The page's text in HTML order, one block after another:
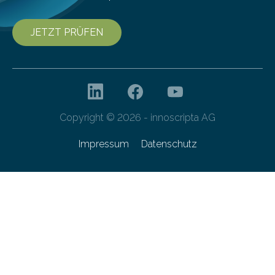
JETZT PRÜFEN
Copyright © 2026 - innoscripta AG
Impressum Datenschutz